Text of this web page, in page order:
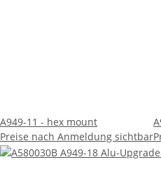
A949-11 - hex mount
Preise nach Anmeldung sichtbar